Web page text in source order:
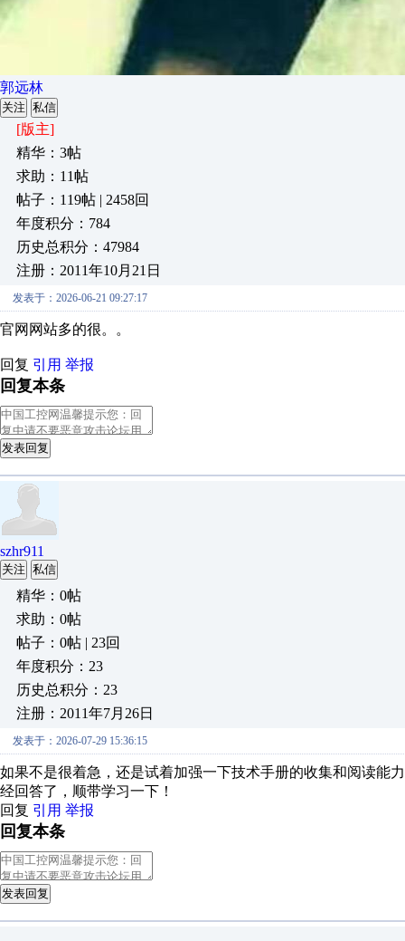
郭远林
关注 私信
[版主]
精华：3帖
求助：11帖
帖子：119帖 | 2458回
年度积分：784
历史总积分：47984
注册：2011年10月21日
发表于：2026-06-21 09:27:17
官网网站多的很。。
回复 引用 举报
回复本条
发表回复
szhr911
关注 私信
精华：0帖
求助：0帖
帖子：0帖 | 23回
年度积分：23
历史总积分：23
注册：2011年7月26日
发表于：2026-07-29 15:36:15
如果不是很着急，还是试着加强一下技术手册的收集和阅读能
经回答了，顺带学习一下！
回复 引用 举报
回复本条
发表回复